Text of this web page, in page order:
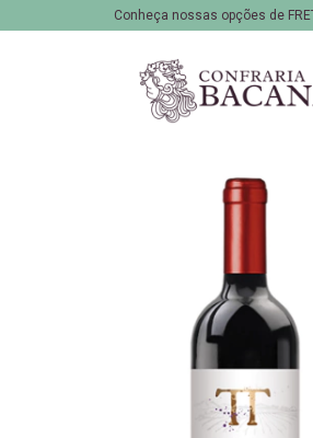
Conheça nossas opções de